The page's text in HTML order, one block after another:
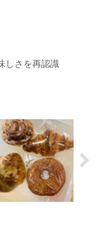
しさを再認識